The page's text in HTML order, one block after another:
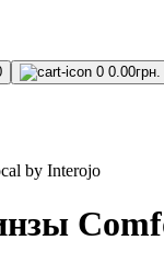
0 0.00грн.
by Interojo